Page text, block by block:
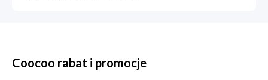
Coocoo rabat i promocje